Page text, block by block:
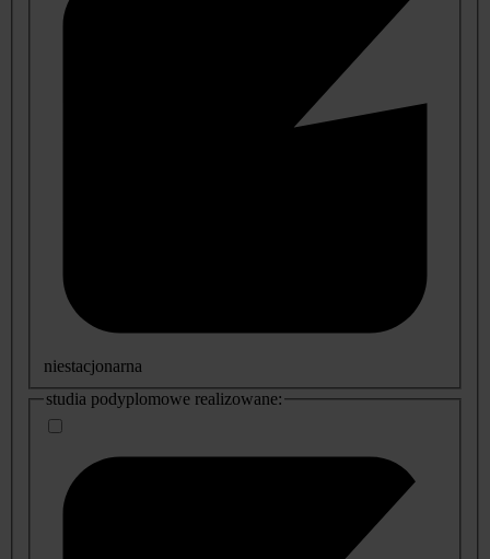
niestacjonarna
studia podyplomowe realizowane: